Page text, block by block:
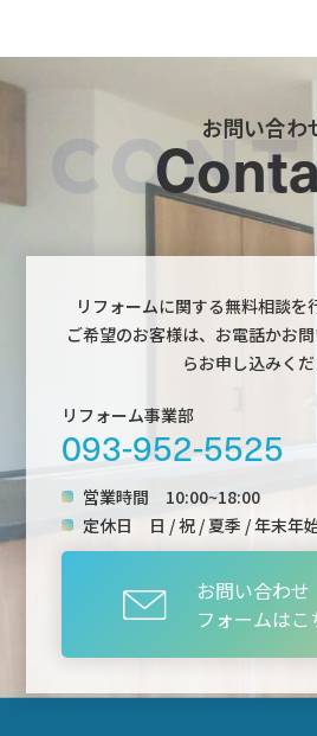
お問い合わ
リフォームに関する無料相談を
ご希望のお客様は、お電話かお
らお申し込みく
リフォーム事業部
093-952-5525
営業時間 10:00~18:00
定休日
日 / 祝 / 夏季 / 年末年
お問い合わせ
フォームはこ